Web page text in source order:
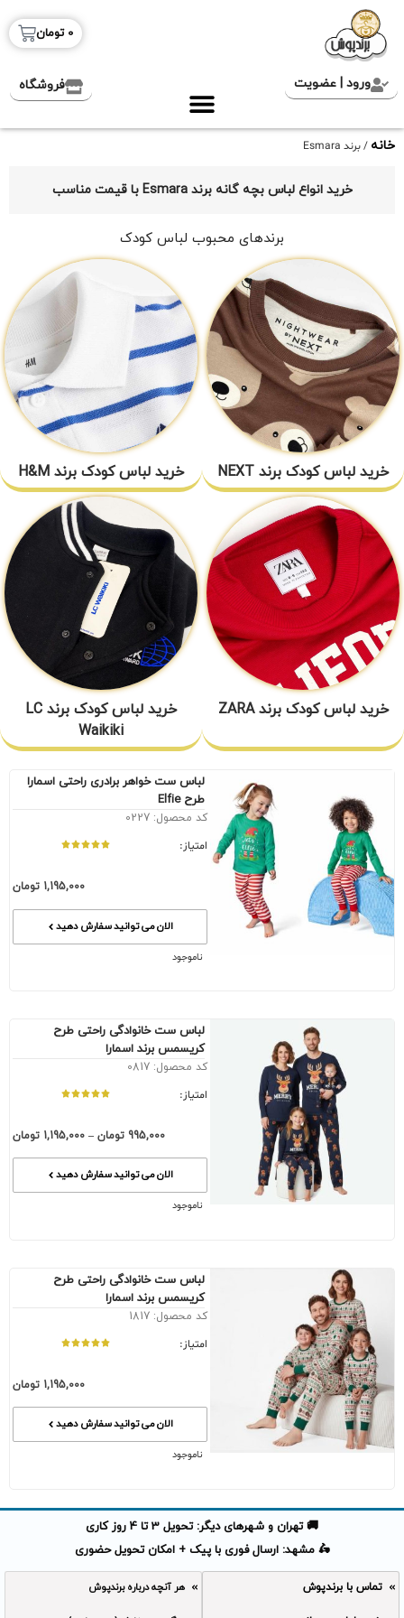
0 تومان
ورود | عضویت فروشگاه
خانه / برند Esmara
خرید انواع لباس بچه گانه برند Esmara با قیمت مناسب
برندهای محبوب لباس کودک
خرید لباس کودک برند NEXT خرید لباس کودک برند H&M
خرید لباس کودک برند ZARA
خرید لباس کودک برند LC
Waikiki
لباس ست خواهر برادری راحتی اسمارا
طرح Elfie
کد محصول: 0227
امتیاز:
1,195,000 تومان
الان می توانید سفارش دهید
ناموجود
لباس ست خانوادگی راحتی طرح
کریسمس برند اسمارا
کد محصول: 0817
امتیاز:
995,000 تومان –
1,195,000 تومان
الان می توانید سفارش دهید
ناموجود
لباس ست خانوادگی راحتی طرح
کریسمس برند اسمارا
کد محصول: 1817
امتیاز:
1,195,000 تومان
الان می توانید سفارش دهید
ناموجود
🚚 تهران و شهرهای دیگر: تحویل 3 تا 4 روز کاری
🛵 مشهد: ارسال فوری با پیک + امکان تحویل حضوری
تماس با برندپوش هر آنچه درباره برندپوش